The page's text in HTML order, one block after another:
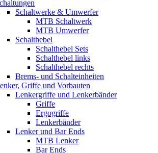
Schaltwerke & Umwerfer
MTB Schaltwerk
MTB Umwerfer
Schalthebel
Schalthebel Sets
Schalthebel links
Schalthebel rechts
Brems- und Schalteinheiten
Griffe und Vorbauten
Lenkergriffe und Lenkerbänder
Griffe
Ergogriffe
Lenkerbänder
Lenker und Bar Ends
MTB Lenker
Bar Ends